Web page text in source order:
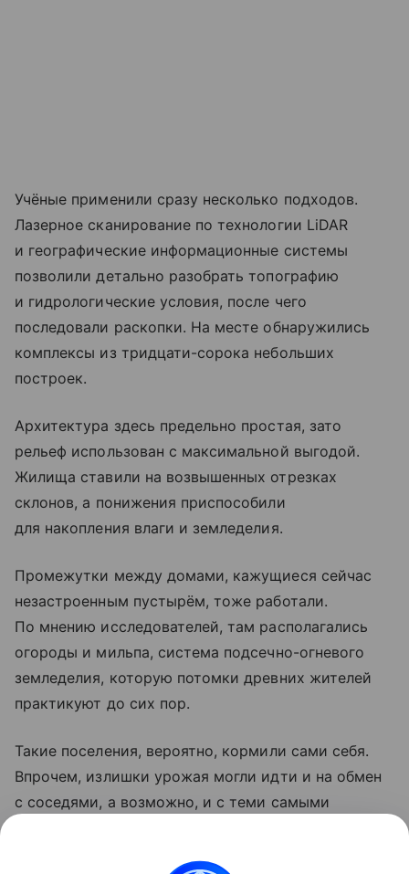
Учёные применили сразу несколько подходов.
Лазерное сканирование по технологии LiDAR
и географические информационные системы
позволили детально разобрать топографию
и гидрологические условия, после чего
последовали раскопки. На месте обнаружились
комплексы из тридцати-сорока небольших
построек.
Архитектура здесь предельно простая, зато
рельеф использован с максимальной выгодой.
Жилища ставили на возвышенных отрезках
склонов, а понижения приспособили
для накопления влаги и земледелия.
Промежутки между домами, кажущиеся сейчас
незастроенным пустырём, тоже работали.
По мнению исследователей, там располагались
огороды и мильпа, система подсечно-огневого
земледелия, которую потомки древних жителей
практикуют до сих пор.
Такие поселения, вероятно, кормили сами себя.
Впрочем, излишки урожая могли идти и на обмен
с соседями, а возможно, и с теми самыми